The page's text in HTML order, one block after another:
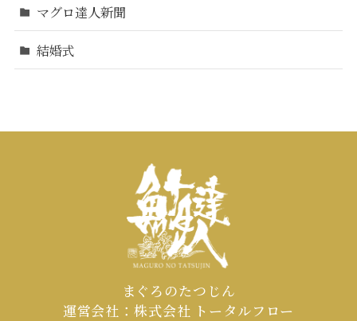
マグロ達人新聞
結婚式
まぐろのたつじん
運営会社：株式会社 トータルフロー